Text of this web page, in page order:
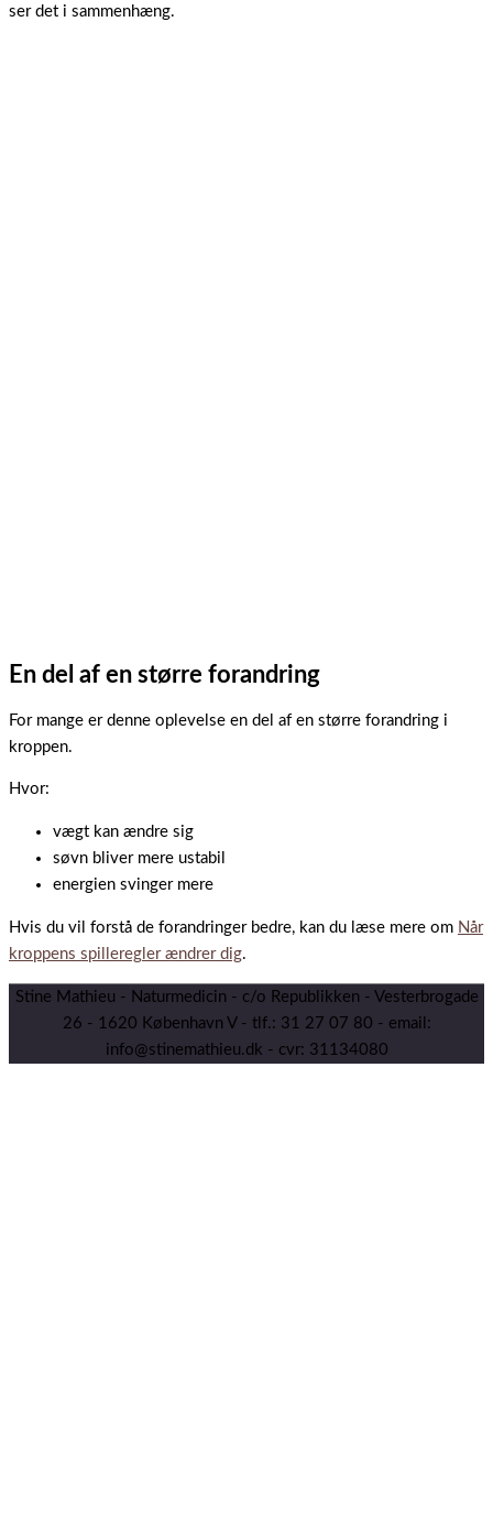
ser det i sammenhæng.
En del af en større forandring
For mange er denne oplevelse en del af en større forandring i
kroppen.
Hvor:
vægt kan ændre sig
søvn bliver mere ustabil
energien svinger mere
Hvis du vil forstå de forandringer bedre, kan du læse mere om Når
kroppens spilleregler ændrer dig.
Stine Mathieu - Naturmedicin - c/o Republikken - Vesterbrogade
26 - 1620 København V - tlf.: 31 27 07 80 - email:
info@stinemathieu.dk - cvr: 31134080